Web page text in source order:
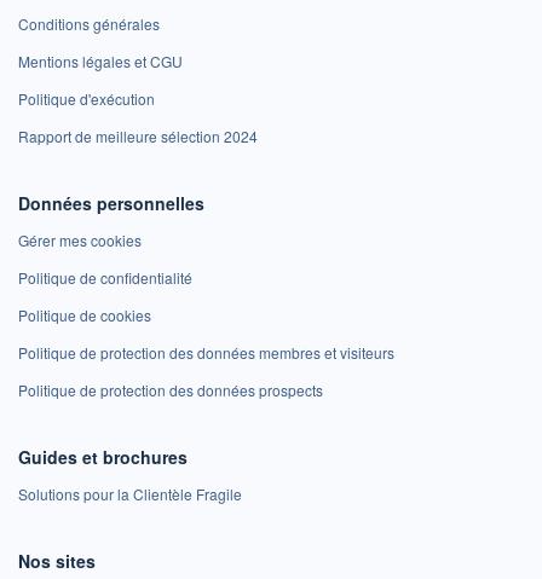
Conditions générales
Mentions légales et CGU
Politique d'exécution
Rapport de meilleure sélection 2024
Données personnelles
Gérer mes cookies
Politique de confidentialité
Politique de cookies
Politique de protection des données membres et visiteurs
Politique de protection des données prospects
Guides et brochures
Solutions pour la Clientèle Fragile
Nos sites